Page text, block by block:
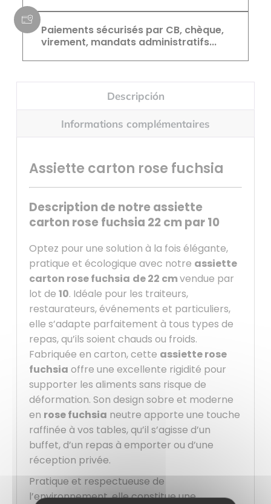
Paiements sécurisés par CB, chèque,
virement, mandats administratifs...
Descripción
Informations complémentaires
Assiette carton rose fuchsia
Description de notre assiette
carton rose fuchsia 22 cm par 10
Optez pour une solution à la fois élégante,
pratique et écologique avec notre assiette
carton rose fuchsia de 22 cmvendue par
lot de 10. Idéale pour les traiteurs,
restaurateurs, événements et particuliers,
elle s’adapte parfaitement à tous types de
repas, qu’ils soient chauds ou froids.
Fabriquée en carton, cette assiette rose
fuchsia offre une excellente rigidité pour
supporter les aliments sans risque de
déformation. Son design sobre et moderne
en rose fuchsia neutre apporte une touche
raffinée à vos tables, qu’il s’agisse d’un
buffet, d’un repas à emporter ou d’une
réception privée.
Pratique et respectueuse de
l’environnement, elle constitue une